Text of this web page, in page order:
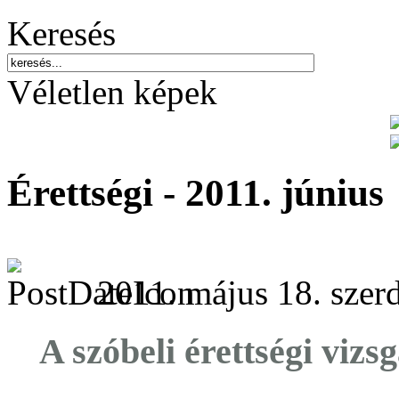
Keresés
Véletlen képek
Érettségi - 2011. június
2011. május 18.
A szóbeli érettségi